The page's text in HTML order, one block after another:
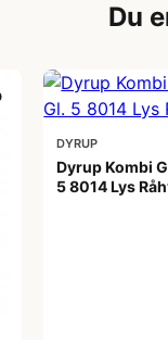
Du
DYRUP
Dyrup Kombi
5 8014 Lys